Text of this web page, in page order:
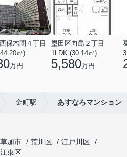
保木間４丁目
㎡)
万円
墨田区向島２丁目
1LDK (30.14㎡)
5,580万円
金町駅 あすなろマンション
草加市 荒川区
江戸川区
江東区